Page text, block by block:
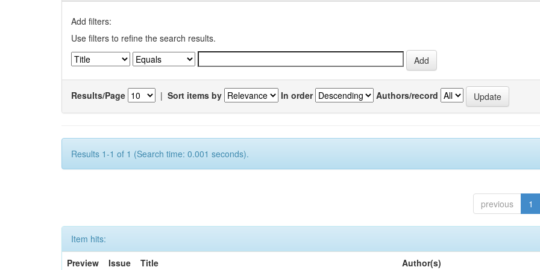
Add filters:
Use filters to refine the search results.
Results/Page | Sort items by In order Authors/record
Results 1-1 of 1 (Search time: 0.001 seconds).
previous 1
Item hits:
Preview
Issue
Title Author(s)